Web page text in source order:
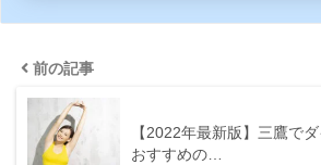
前の記事
【2022年最新版】三鷹で
おすすめの…